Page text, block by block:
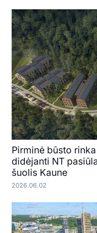
Pirminė būsto
didėjanti NT
šuolis Kaune
2026.06.02